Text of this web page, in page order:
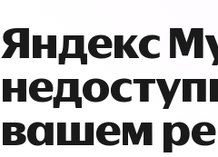
Яндекс
вашем